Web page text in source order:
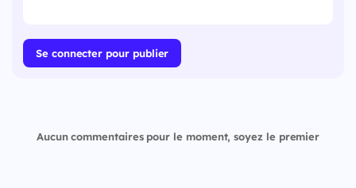
Se connecter pour publier
Aucun commentaires pour le moment, soyez le premier